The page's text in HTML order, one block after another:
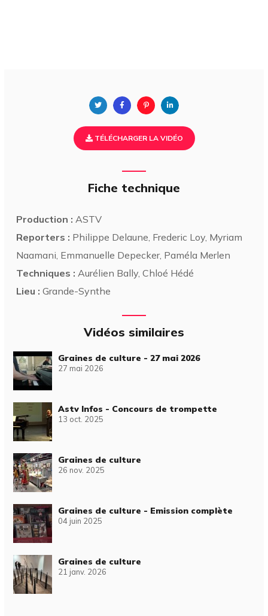
TÉLÉCHARGER LA VIDÉO
Fiche technique
Production : ASTV
Reporters : Philippe Delaune, Frederic Loy, Myriam
Naamani, Emmanuelle Depecker, Paméla Merlen
Techniques : Aurélien Bally, Chloé Hédé
Lieu : Grande-Synthe
Vidéos similaires
Graines de culture - 27 mai 2026
27 mai 2026
Astv Infos - Concours de trompette
13 oct. 2025
Graines de culture
26 nov. 2025
Graines de culture - Emission complète
04 juin 2025
Graines de culture
21 janv. 2026